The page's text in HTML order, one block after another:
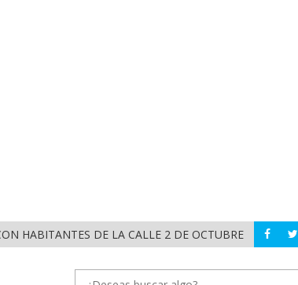
HABITANTES DE LA CALLE 2 DE OCTUBRE